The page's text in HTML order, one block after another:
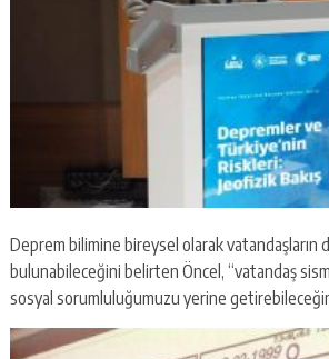
Deprem bilimine bireysel olarak vatandaşların
bulunabileceğini belirten Öncel, “vatandaş
sosyal sorumluluğumuzu yerine